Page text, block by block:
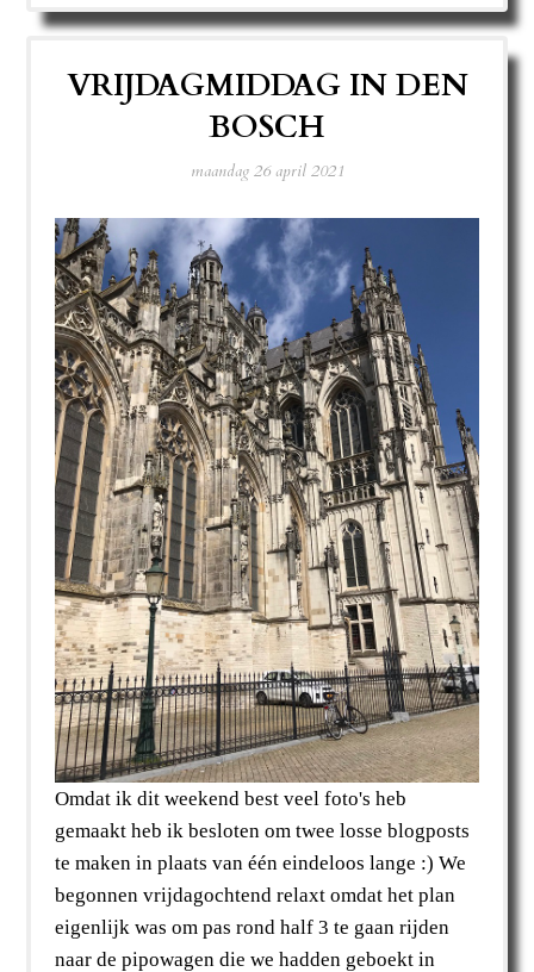
VRIJDAGMIDDAG IN DEN
BOSCH
maandag 26 april 2021
Omdat ik dit weekend best veel foto's heb
gemaakt heb ik besloten om twee losse blogposts
te maken in plaats van één eindeloos lange :) We
begonnen vrijdagochtend relaxt omdat het plan
eigenlijk was om pas rond half 3 te gaan rijden
naar de pipowagen die we hadden geboekt in